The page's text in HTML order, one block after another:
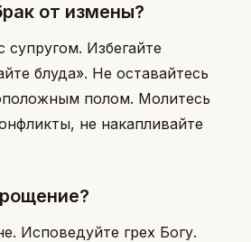
от измены?
супругом. Избегайте
блуда». Не оставайтесь
полом. Молитесь
не накапливайте
Исповедуйте грех Богу.